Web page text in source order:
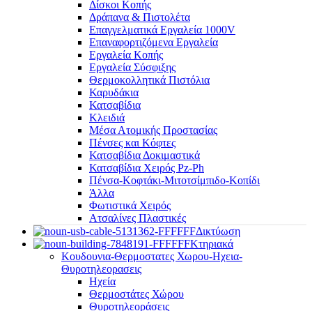
Δίσκοι Κοπής
Δράπανα & Πιστολέτα
Επαγγελματικά Εργαλεία 1000V
Επαναφορτιζόμενα Εργαλεία
Εργαλεία Κοπής
Εργαλεία Σύσφιξης
Θερμοκολλητικά Πιστόλια
Καρυδάκια
Κατσαβίδια
Κλειδιά
Μέσα Ατομικής Προστασίας
Πένσες και Κόφτες
Κατσαβίδια Δοκιμαστικά
Κατσαβίδια Χειρός Pz-Ph
Πένσα-Κοφτάκι-Μιτοτσίμπιδο-Κοπίδι
Άλλα
Φωτιστικά Χειρός
Ατσαλίνες Πλαστικές
Δικτύωση
Κτηριακά
Κουδουνια-Θερμοστατες Χωρου-Ηχεια-
Θυροτηλεορασεις
Ηχεία
Θερμοστάτες Χώρου
Θυροτηλεοράσεις